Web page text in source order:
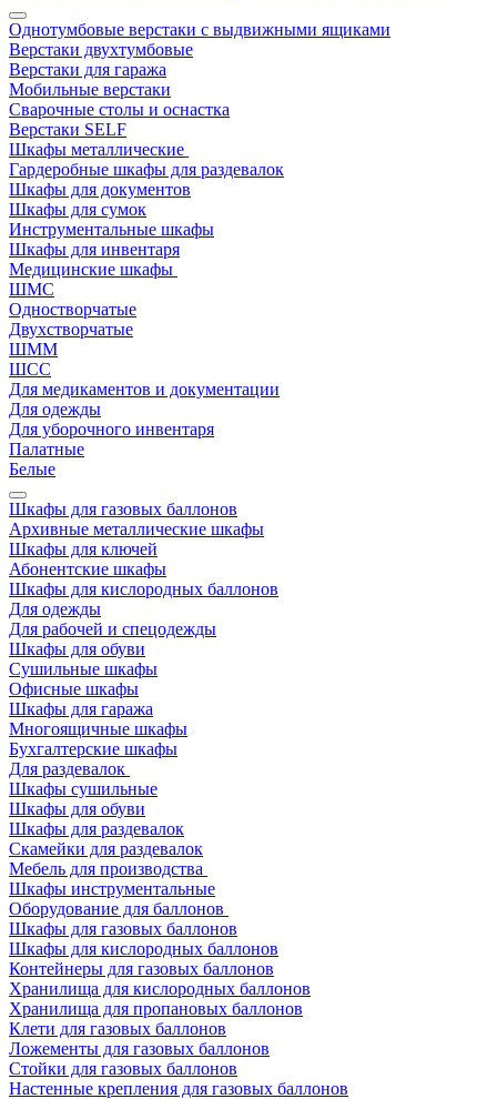
Однотумбовые верстаки с выдвижными ящиками
Верстаки двухтумбовые
Верстаки для гаража
Мобильные верстаки
Сварочные столы и оснастка
Верстаки SELF
Шкафы металлические
Гардеробные шкафы для раздевалок
Шкафы для документов
Шкафы для сумок
Инструментальные шкафы
Шкафы для инвентаря
Медицинские шкафы
ШМС
Одностворчатые
Двухстворчатые
ШММ
ШСС
Для медикаментов и документации
Для одежды
Для уборочного инвентаря
Палатные
Белые
Шкафы для газовых баллонов
Архивные металлические шкафы
Шкафы для ключей
Абонентские шкафы
Шкафы для кислородных баллонов
Для одежды
Для рабочей и спецодежды
Шкафы для обуви
Сушильные шкафы
Офисные шкафы
Шкафы для гаража
Многоящичные шкафы
Бухгалтерские шкафы
Для раздевалок
Шкафы сушильные
Шкафы для обуви
Шкафы для раздевалок
Скамейки для раздевалок
Мебель для производства
Шкафы инструментальные
Оборудование для баллонов
Шкафы для газовых баллонов
Шкафы для кислородных баллонов
Контейнеры для газовых баллонов
Хранилища для кислородных баллонов
Хранилища для пропановых баллонов
Клети для газовых баллонов
Ложементы для газовых баллонов
Стойки для газовых баллонов
Настенные крепления для газовых баллонов